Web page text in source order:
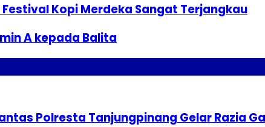
Festival Kopi Merdeka Sangat Terjangkau
A kepada Balita
Polresta Tanjungpinang Gelar Razia